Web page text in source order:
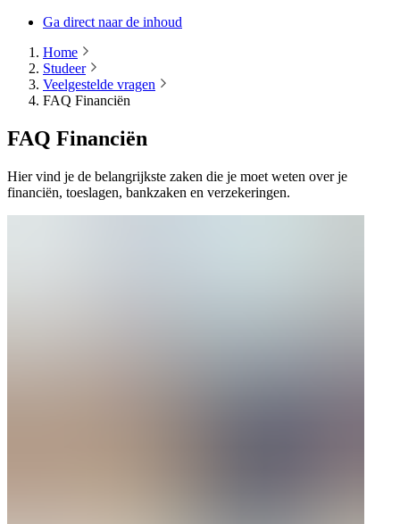
Ga direct naar de inhoud
Home
Studeer
Veelgestelde vragen
FAQ Financiën
FAQ Financiën
Hier vind je de belangrijkste zaken die je moet weten over je
financiën, toeslagen, bankzaken en verzekeringen.